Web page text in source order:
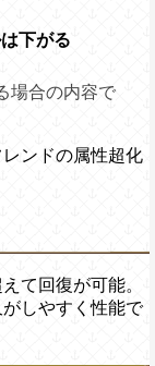
下がる
場合の内容で
ンドの属性超化
て回復が可能。
しやすく性能で